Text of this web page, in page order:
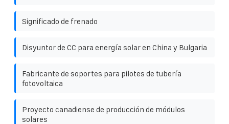
Significado de frenado
Disyuntor de CC para energía solar en China y Bulgaria
Fabricante de soportes para pilotes de tubería
fotovoltaica
Proyecto canadiense de producción de módulos
solares